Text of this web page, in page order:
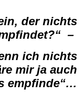
der nichts
–
ich nichts
mir ja auch
empfinde“…